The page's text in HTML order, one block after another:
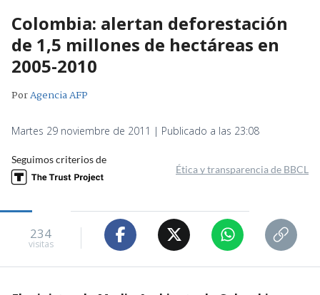
Colombia: alertan deforestación
de 1,5 millones de hectáreas en
2005-2010
PorAgencia AFP
Martes 29 noviembre de 2011 | Publicado a las 23:08
Seguimos criterios de
Ética y transparencia de BBCL
234
visitas